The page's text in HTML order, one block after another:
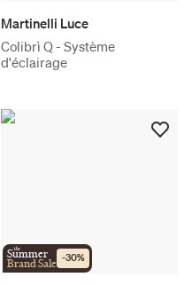
Martinelli Luce
Colibrì Q - Système
d'éclairage
the
Summer
Brand Sale -30%